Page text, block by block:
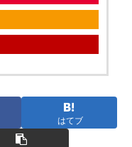
はてブ